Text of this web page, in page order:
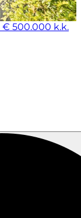
€ 500.000 k.k.